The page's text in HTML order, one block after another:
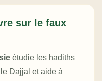
sur le faux
étudie les hadiths
Dajjal et aide à